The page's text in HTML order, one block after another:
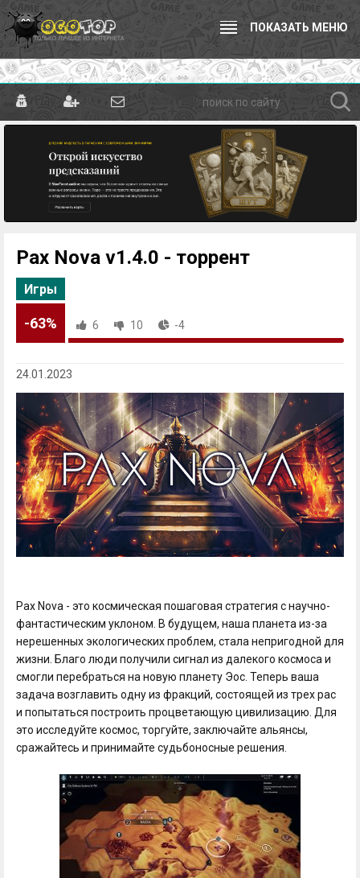
ПОКАЗАТЬ МЕНЮ
Pax Nova v1.4.0 - торрент
Игры
-63% 6 10 -4
24.01.2023
Pax Nova - это космическая пошаговая стратегия с научно-
фантастическим уклоном. В будущем, наша планета из-за
нерешенных экологических проблем, стала непригодной для
жизни. Благо люди получили сигнал из далекого космоса и
смогли перебраться на новую планету Эос. Теперь ваша
задача возглавить одну из фракций, состоящей из трех рас
и попытаться построить процветающую цивилизацию. Для
это исследуйте космос, торгуйте, заключайте альянсы,
сражайтесь и принимайте судьбоносные решения.